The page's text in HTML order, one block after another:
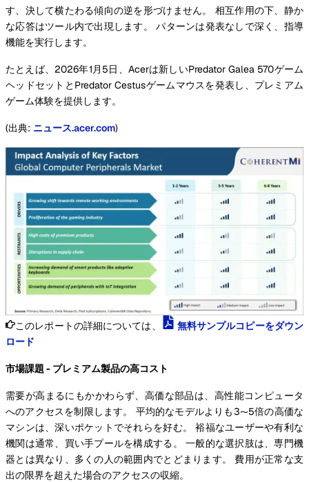
す、決して横たわる傾向の逆を形づけません。 相互作用の下、静か
な応答はツール内で出現します。 パターンは発表なしで深く、指導
機能を実行します。
たとえば、2026年1月5日、Acerは新しいPredator Galea 570ゲーム
ヘッドセットとPredator Cestusゲームマウスを発表し、プレミアム
ゲーム体験を提供します。
(出典: ニュース.acer.com)
このレポートの詳細については、
無料サンプルコピーをダウン
ロード
市場課題 - プレミアム製品の高コスト
需要が高まるにもかかわらず、高価な部品は、高性能コンピュータ
へのアクセスを制限します。 平均的なモデルよりも3〜5倍の高価な
マシンは、深いポケットでそれらを好む。 裕福なユーザーや有利な
機関は通常、買い手プールを構成する。 一般的な選択肢は、専門機
器とは異なり、多くの人の範囲内でとどまります。 費用が正常な支
出の限界を超えた場合のアクセスの収縮。